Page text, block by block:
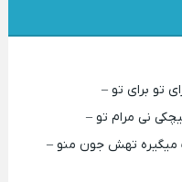
تو برای تو –
نی مرام تو –
تهش جون منو –